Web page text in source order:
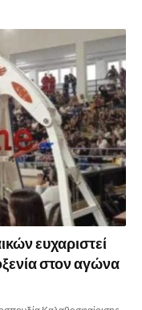
ευχαριστεί
στον αγώνα